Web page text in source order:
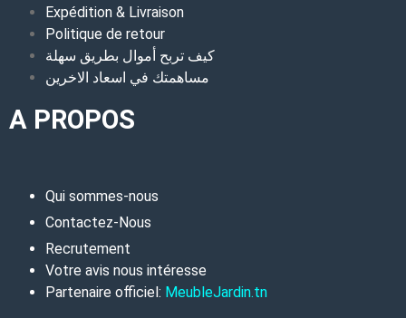
Expédition & Livraison
Politique de retour
كيف تربح أموال بطريق سهلة
مساهمتك في اسعاد الاخرين
A PROPOS
Qui sommes-nous
Contactez-Nous
Recrutement
Votre avis nous intéresse
Partenaire officiel: MeubleJardin.tn